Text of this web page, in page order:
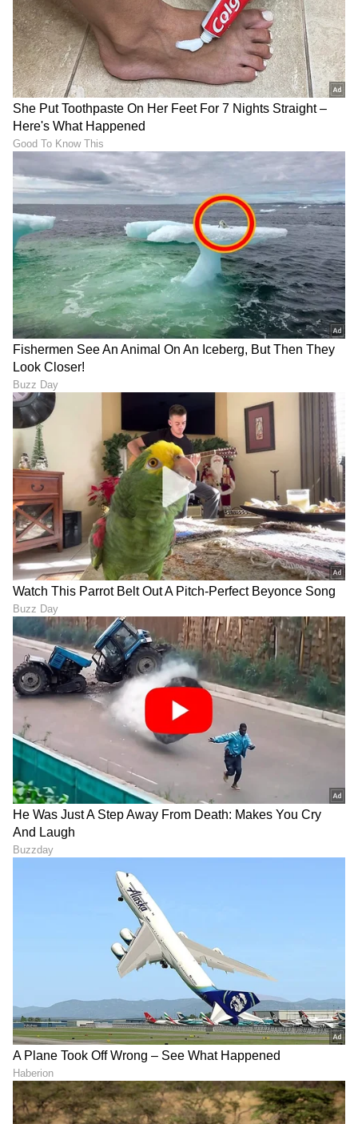
ಭಾರತದಲ್ಲಿ ಜನರು ಉತ್ತಮ ಜೀವನಶೈಲಿಯ ಕನಸು ಕಾಣಲು
ಪ್ರಾರಂಭಿಸಿದರು, ಆದರೆ ಇದು ಹೆಚ್ಚಿನ ಜನರಿಗೆ ತಲುಪಲಿಲ್ಲ.
ನಾವು ಟಿವಿ ಮತ್ತು ಸಿಪಿಯು ಸಂಯೋಜನೆಯ ಸುಧಾರಿತ
ಟಿವಿಯನ್ನು ರಚಿಸುತ್ತಿದ್ದೇವೆ. ಇದು ಕಂಪ್ಯೂಟರ್‌ಗಿಂತ ಹೆಚ್ಚು
ಅಭಿವೃದ್ಧಿ ಹೊಂದಿದ ಟಿವಿಯಾಗಿದ್ದು, ಇದರಲ್ಲಿ YouTube
ಮತ್ತು OTT ಪ್ಲಾಟ್‌ಫಾರ್ಮ್‌ಗಳಂತಹ ಅಪ್ಲಿಕೇಶನ್‌ಗಳನ್ನು
ಸುಲಭವಾಗಿ ರನ್ ಮಾಡಬಹುದು. 2006 ರಲ್ಲಿ, ಅಂತಹ
ತಂತ್ರಜ್ಞಾನವನ್ನು ಜನರಿಗೆ ನೀಡುವುದು ಒಂದು ಸವಾಲಿಗಿಂತ
ಕಡಿಮೆಯಿಲ್ಲ, ತಾನು ಆರಂಭಿಸಿರುವ ಕಂಪೆನಿ ದೊಡ್ಡದಾಗಿ
ಬೆಳೆಯುತ್ತದೆ ಎಂಬ ವಿಶ್ವಾಸವಿದೆ ಎಂದು ದೇವಿತಾ ಸರಾಫ್
ಹೇಳಿದ್ದಾರೆ.
10
13
ಆರಂಭದಲ್ಲಿ ನಮ್ಮ ಕೆಲಸ ನಿಧಾನವಾಗಿ ಸಾಗುತ್ತಿತ್ತು. ನಾನು
2006 ರಿಂದ 2014 ರವರೆಗೆ ಕಾಯಬೇಕಾಯಿತು, ಆದರೆ
ನಂತರ ಹಿಂತಿರುಗಿ ನೋಡಲೇ ಇಲ್ಲ. ಅದರ ನಂತರ ಭಾರತವು
ಎಷ್ಟು ವೇಗವಾಗಿ ಮುನ್ನಡೆಯಲು ಪ್ರಾರಂಭಿಸಿತು ಎಂದರೆ
ನಮ್ಮ ಕೆಲಸವೂ ಅದೇ ವೇಗದಲ್ಲಿ ಮುಂದುವರಿಯಲು
ಪ್ರಾರಂಭಿಸಿತು. ಮೊದಲ 8 ವರ್ಷಗಳಲ್ಲಿ, ದೇವಿತಾ ಸರಾಫ್
ಅವರ ಕಂಪನಿಯು 0 ರಿಂದ 30 ಕೋಟಿಗೆ ಬೆಳೆಯಯಿತು,
ಆದರೆ ಮುಂದಿನ ನಾಲ್ಕು ವರ್ಷಗಳಲ್ಲಿ ಅದು 1000 ಕೋಟಿ